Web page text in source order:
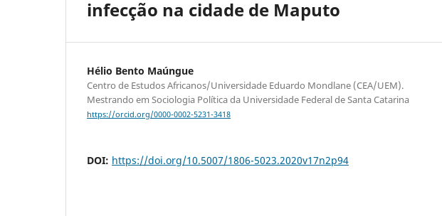
infecção na cidade de Maputo
Hélio Bento Maúngue
Centro de Estudos Africanos/Universidade Eduardo Mondlane (CEA/UEM).
Mestrando em Sociologia Política da Universidade Federal de Santa Catarina
https://orcid.org/0000-0002-5231-3418
DOI: https://doi.org/10.5007/1806-5023.2020v17n2p94